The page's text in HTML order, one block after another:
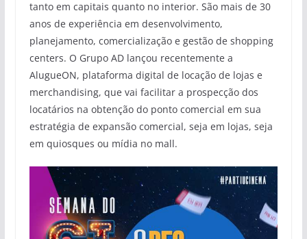
tanto em capitais quanto no interior. São mais de 30
anos de experiência em desenvolvimento,
planejamento, comercialização e gestão de shopping
centers. O Grupo AD lançou recentemente a
AlugueON, plataforma digital de locação de lojas e
merchandising, que vai facilitar a prospecção dos
locatários na obtenção do ponto comercial em sua
estratégia de expansão comercial, seja em lojas, seja
em quiosques ou mídia no mall.